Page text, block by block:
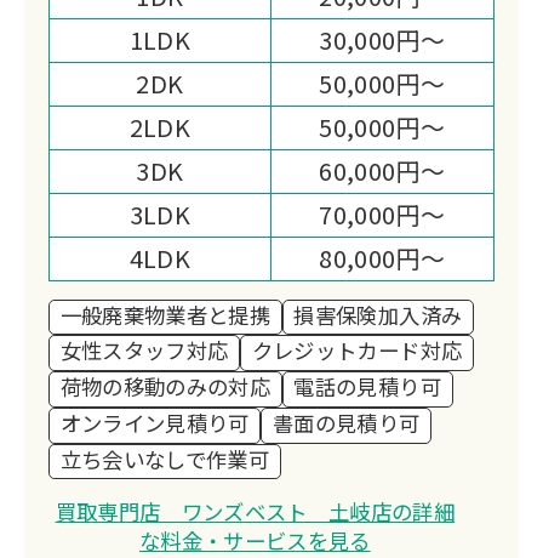
負担を軽減します。
1LDK
30,000円～
2DK
50,000円～
2LDK
50,000円～
3DK
60,000円～
3LDK
70,000円～
4LDK
80,000円～
一般廃棄物業者と提携
損害保険加入済み
女性スタッフ対応
クレジットカード対応
荷物の移動のみの対応
電話の見積り可
オンライン見積り可
書面の見積り可
立ち会いなしで作業可
買取専門店 ワンズベスト 土岐店の詳細
な料金・サービスを見る